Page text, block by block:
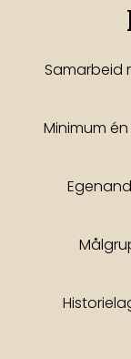
Samarbeid
Minimum